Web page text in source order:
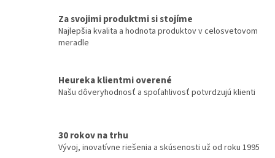
í
p
v
ý
u
Za svojimi produktmi si stojíme
Najlepšia kvalita a hodnota produktov v celosvetovom
meradle
Heureka klientmi overené
Našu dôveryhodnosť a spoľahlivosť potvrdzujú klienti
30 rokov na trhu
Vývoj, inovatívne riešenia a skúsenosti už od roku 1995